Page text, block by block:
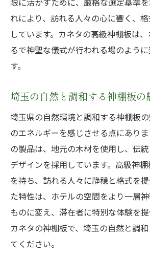
れにより、訪れる人々の心に響く、
しています。カネタの高級神棚板は
るで神聖な儀式が行われる場のよう
す。
埼玉の自然と調和する神棚板の
埼玉県の自然環境と調和する神棚板
のエネルギーを感じさせる点にあり
の製品は、地元の木材を使用し、伝
デザインを採用しています。高級神
を持ち、訪れる人々に静穏と格式を
た特性は、ホテルの空間をより一層
ものに変え、滞在者に特別な体験を
カネタの神棚板で、埼玉の自然と調
てください。